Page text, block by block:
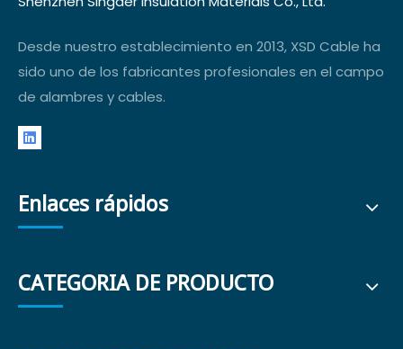
Desde nuestro establecimiento en 2013, XSD Cable ha
sido uno de los fabricantes profesionales en el campo
de alambres y cables.
Enlaces rápidos
CATEGORIA DE PRODUCTO